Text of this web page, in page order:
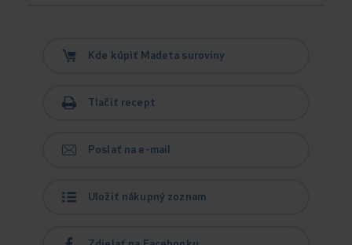
Kde kúpiť Madeta suroviny
Tlačiť recept
Poslať na e-mail
Uložiť nákupný zoznam